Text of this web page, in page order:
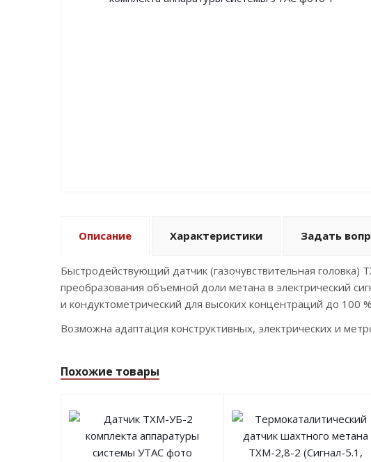
Описание Характеристики Задать
Быстродействующий датчик (газочувствительная
преобразования объемной доли метана в электрический
и кондуктометрический для высоких концентраций до 100
Возможна адаптация конструктивных, электрических и
Похожие товары